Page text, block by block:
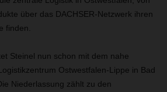
über das DACHSER-Netzwerk ihren
finden.
Steinel nun schon mit dem nahe
Ostwestfalen-Lippe in Bad
Niederlassung zählt zu den